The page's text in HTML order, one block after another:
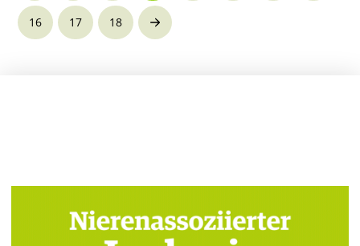
16 17 18 Next